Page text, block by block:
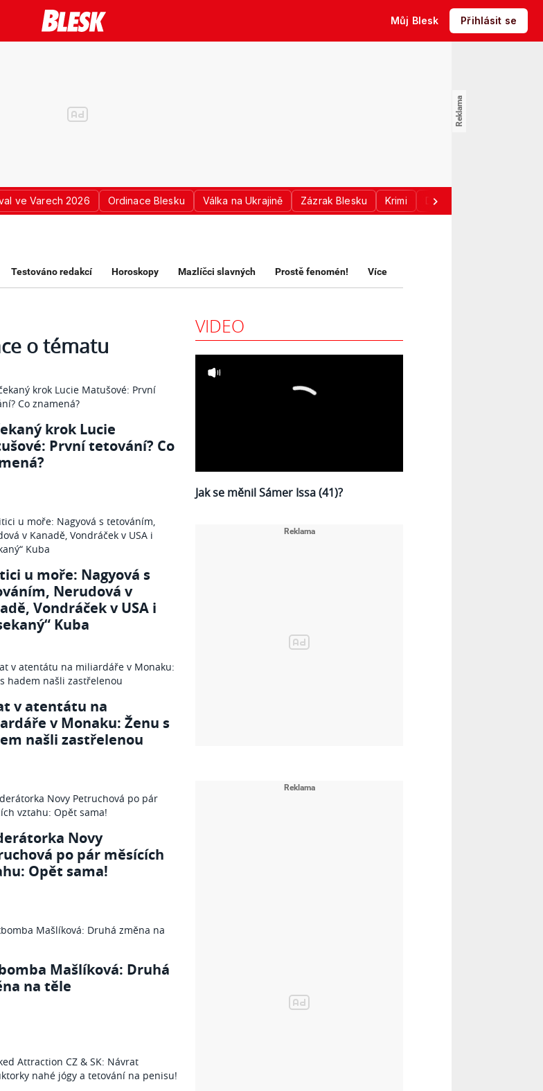
Můj Blesk Přihlásit se
ve Varech 2026 Ordinace Blesku Válka na Ukrajině Zázrak Blesku Krimi Donald Trump
Testováno redakcí Horoskopy Mazlíčci slavných Prostě fenomén! Více
o tématu
krok Lucie
První tetování? Co
u moře: Nagyová s
Nerudová v
Vondráček v USA i
Kuba
v atentátu na
v Monaku: Ženu s
našli zastřelenou
Novy
po pár měsících
Opět sama!
Mašlíková: Druhá
na těle
VIDEO
Jak se měnil Sámer Issa (41)?